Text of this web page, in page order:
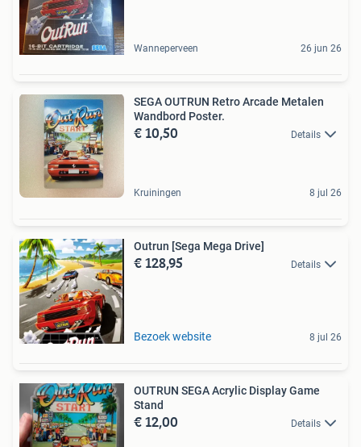
Wanneperveen 26 jun 26
SEGA OUTRUN Retro Arcade Metalen
Wandbord Poster.
€ 10,50 Details
Kruiningen 8 jul 26
Outrun [Sega Mega Drive]
€ 128,95 Details
Bezoek website 8 jul 26
OUTRUN SEGA Acrylic Display Game
Stand
€ 12,00 Details